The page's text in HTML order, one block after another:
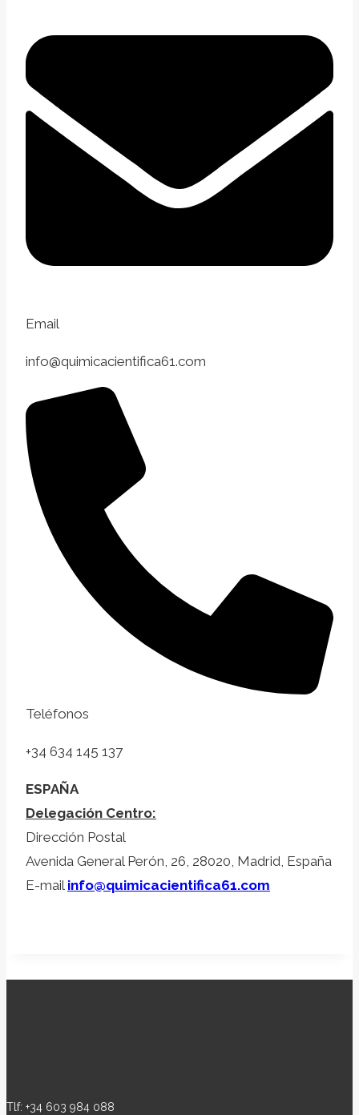
Email
info@quimicacientifica61.com
Teléfonos
+34 634 145 137
ESPAÑA
Delegación Centro:
Dirección Postal
Avenida General Perón, 26, 28020, Madrid, España
E-mail info@quimicacientifica61.com
Tlf: +34 603 984 088